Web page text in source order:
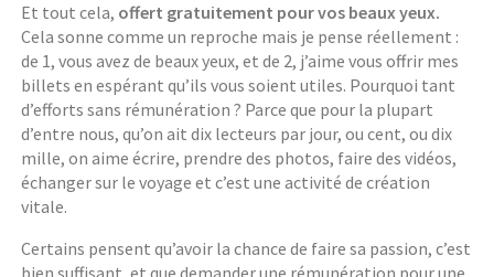
Et tout cela, offert gratuitement pour vos beaux yeux.
Cela sonne comme un reproche mais je pense réellement :
de 1, vous avez de beaux yeux, et de 2, j’aime vous offrir mes
billets en espérant qu’ils vous soient utiles. Pourquoi tant
d’efforts sans rémunération ? Parce que pour la plupart
d’entre nous, qu’on ait dix lecteurs par jour, ou cent, ou dix
mille, on aime écrire, prendre des photos, faire des vidéos,
échanger sur le voyage et c’est une activité de création
vitale.
Certains pensent qu’avoir la chance de faire sa passion, c’est